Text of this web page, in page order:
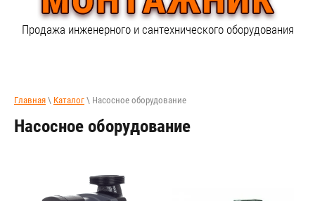
Продажа инженерного и сантехнического оборудования
Главная \ Каталог \ Насосное оборудование
Насосное оборудование